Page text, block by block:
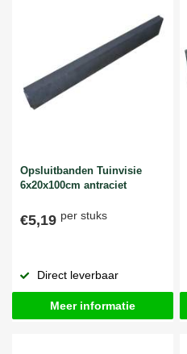
Opsluitbanden Tuinvisie
6x20x100cm antraciet
€5,19 per stuks
Direct leverbaar
Meer informatie